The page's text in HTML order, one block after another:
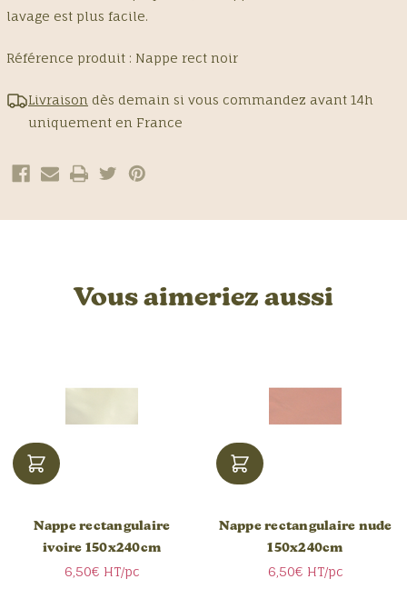
lavage est plus facile.
Référence produit : Nappe rect noir
Livraison dès demain si vous commandez avant 14h
uniquement en France
Vous aimeriez aussi
Nappe rectangulaire
ivoire 150x240cm
6,50€ HT/pc
Nappe rectangulaire nude
150x240cm
6,50€ HT/pc